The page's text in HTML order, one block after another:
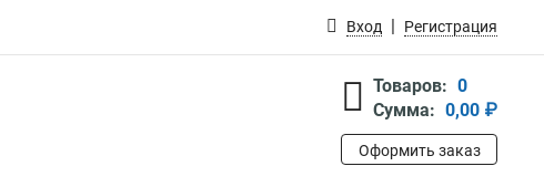
Вход Регистрация
Товаров: 0
Сумма: 0,00 ₽
Оформить заказ